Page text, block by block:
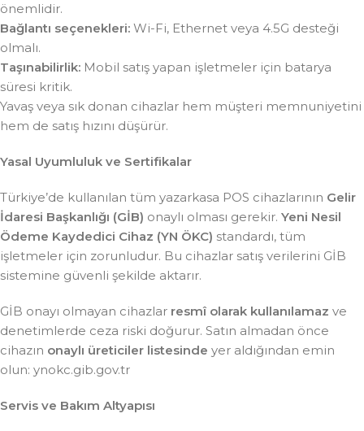
önemlidir.
Bağlantı seçenekleri: Wi-Fi, Ethernet veya 4.5G desteği
olmalı.
Taşınabilirlik: Mobil satış yapan işletmeler için batarya
süresi kritik.
Yavaş veya sık donan cihazlar hem müşteri memnuniyetini
hem de satış hızını düşürür.
Yasal Uyumluluk ve Sertifikalar
Türkiye’de kullanılan tüm yazarkasa POS cihazlarının Gelir
İdaresi Başkanlığı (GİB) onaylı olması gerekir. Yeni Nesil
Ödeme Kaydedici Cihaz (YN ÖKC) standardı, tüm
işletmeler için zorunludur. Bu cihazlar satış verilerini GİB
sistemine güvenli şekilde aktarır.
GİB onayı olmayan cihazlar resmî olarak kullanılamaz ve
denetimlerde ceza riski doğurur. Satın almadan önce
cihazın onaylı üreticiler listesinde yer aldığından emin
olun: ynokc.gib.gov.tr
Servis ve Bakım Altyapısı